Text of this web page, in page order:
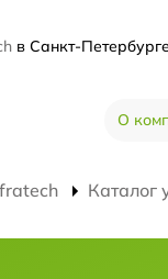
в Санкт-Петербурге
О
Каталог